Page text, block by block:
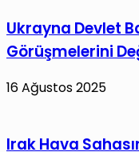
Ukrayna Devlet
Görüşmelerini
16 Ağustos 2025
Irak Hava